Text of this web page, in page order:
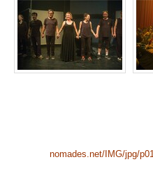
nomades.net/IMG/jpg/